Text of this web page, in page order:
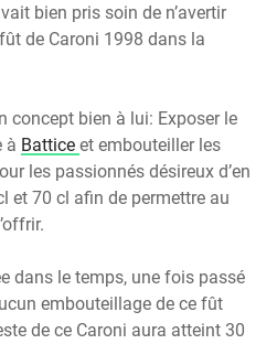
bien pris soin de n’avertir
de Caroni 1998 dans la
concept bien à lui: Exposer le
à Battice et embouteiller les
les passionnés désireux d’en
et 70 cl afin de permettre au
dans le temps, une fois passé
embouteillage de ce fût
de ce Caroni aura atteint 30